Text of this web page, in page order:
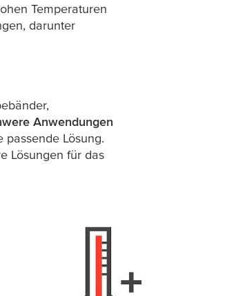
Temperaturen
darunter
Anwendungen
Lösung.
Lösungen für das